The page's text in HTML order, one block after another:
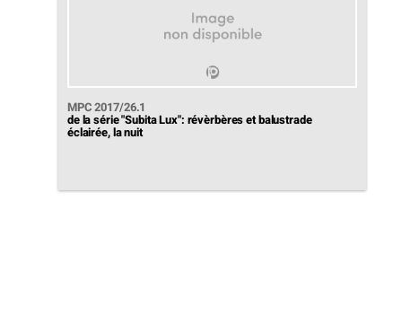
MPC 2017/26.1
de la série "Subita Lux": révèrbères et balustrade
éclairée, la nuit